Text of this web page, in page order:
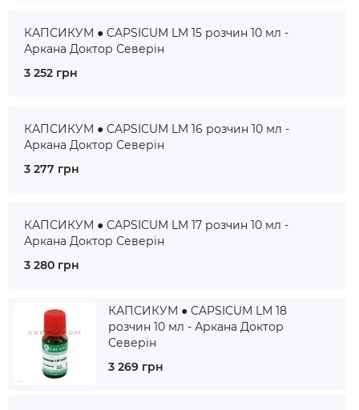
КАПСИКУМ ● CAPSICUM LM 15 розчин 10 мл -
Аркана Доктор Северін
3 252 грн
КАПСИКУМ ● CAPSICUM LM 16 розчин 10 мл -
Аркана Доктор Северін
3 277 грн
КАПСИКУМ ● CAPSICUM LM 17 розчин 10 мл -
Аркана Доктор Северін
3 280 грн
КАПСИКУМ ● CAPSICUM LM 18
розчин 10 мл - Аркана Доктор
Северін
3 269 грн